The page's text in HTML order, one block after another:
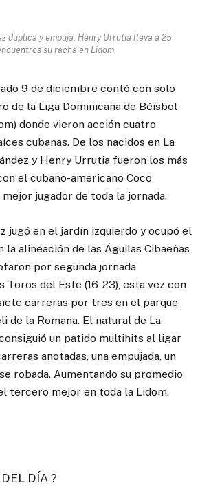
duplica y empuja. Henry Urrutia lleva a 25
su racha en Lidom
9 de diciembre contó con solo
de la Liga Dominicana de Béisbol
donde vieron acción cuatro
cubanas. De los nacidos en La
y Henry Urrutia fueron los más
el cubano-americano Coco
jugador de toda la jornada.
jugó en el jardín izquierdo y ocupó el
alineación de las Águilas Cibaeñas
por segunda jornada
Toros del Este (16-23), esta vez con
carreras por tres en el parque
de la Romana. El natural de La
un patido multihits al ligar
anotadas, una empujada, un
robada. Aumentando su promedio
tercero mejor en toda la Lidom.
DÍA ?